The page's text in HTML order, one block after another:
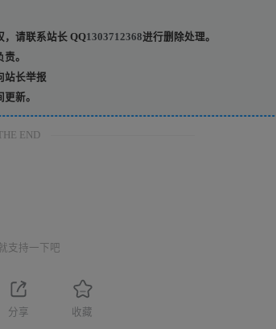
，请联系站长 QQ1303712368进行删除处理。
。
站长举报
新。
END
支持一下吧
分享 收藏